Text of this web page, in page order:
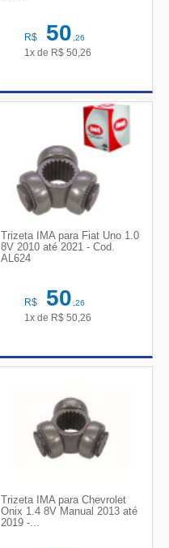
R$ 50,26
1x de R$ 50,26
Trizeta IMA para Fiat Uno 1.0
8V 2010 até 2021 - Cod.
AL624
R$ 50,26
1x de R$ 50,26
Trizeta IMA para Chevrolet
Onix 1.4 8V Manual 2013 até
2019 -...